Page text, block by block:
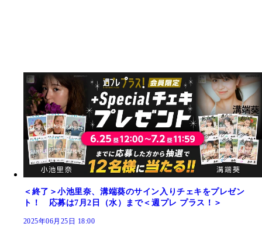
＜終了＞小池里奈、溝端葵のサイン入りチェキをプレゼン
ト！ 応募は7月2日（水）まで＜週プレ プラス！＞
2025年06月25日 18:00